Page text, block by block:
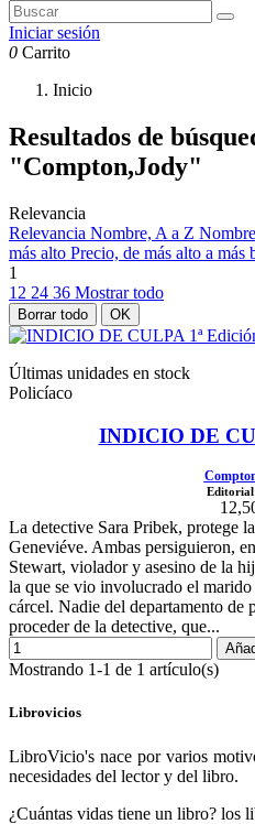
Iniciar sesión
0 Carrito
Inicio
Resultados de
"Compton,Jody"
Relevancia
Relevancia Nombre, A a Z
más alto Precio, de más alto a más
1
12 24 36 Mostrar todo
Borrar todo OK
Últimas unidades en stock
Policíaco
INDICIO DE
Editorial
La detective Sara Pribek, protege
Geneviéve. Ambas persiguieron,
Stewart, violador y asesino de la
la que se vio involucrado el marido
cárcel. Nadie del departamento de
proceder de la detective, que...
Mostrando 1-1 de 1 artículo(s)
Librovicios
LibroVicio's nace por varios
necesidades del lector y del libro.
¿Cuántas vidas tiene un libro? los